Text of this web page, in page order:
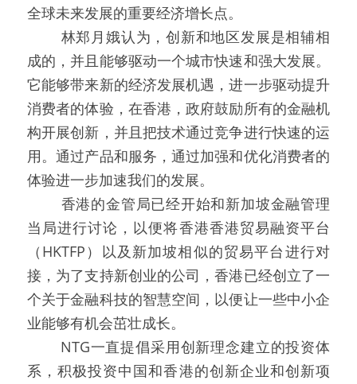
全球未来发展的重要经济增长点。
林郑月娥认为，创新和地区发展是相辅相
成的，并且能够驱动一个城市快速和强大发展。
它能够带来新的经济发展机遇，进一步驱动提升
消费者的体验，在香港，政府鼓励所有的金融机
构开展创新，并且把技术通过竞争进行快速的运
用。通过产品和服务，通过加强和优化消费者的
体验进一步加速我们的发展。
香港的金管局已经开始和新加坡金融管理
当局进行讨论，以便将香港香港贸易融资平台
（HKTFP）以及新加坡相似的贸易平台进行对
接，为了支持新创业的公司，香港已经创立了一
个关于金融科技的智慧空间，以便让一些中小企
业能够有机会茁壮成长。
NTG一直提倡采用创新理念建立的投资体
系，积极投资中国和香港的创新企业和创新项